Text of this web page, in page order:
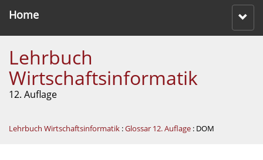
Home
Lehrbuch
Wirtschaftsinformatik
12. Auflage
Lehrbuch Wirtschaftsinformatik :Glossar 12. Auflage : DOM